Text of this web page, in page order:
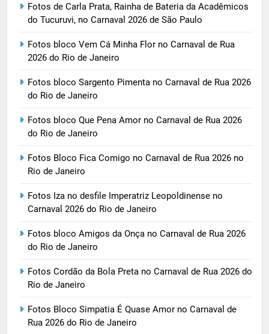
Fotos de Carla Prata, Rainha de Bateria da Acadêmicos
do Tucuruvi, no Carnaval 2026 de São Paulo
Fotos bloco Vem Cá Minha Flor no Carnaval de Rua
2026 do Rio de Janeiro
Fotos bloco Sargento Pimenta no Carnaval de Rua 2026
do Rio de Janeiro
Fotos bloco Que Pena Amor no Carnaval de Rua 2026
do Rio de Janeiro
Fotos Bloco Fica Comigo no Carnaval de Rua 2026 no
Rio de Janeiro
Fotos Iza no desfile Imperatriz Leopoldinense no
Carnaval 2026 do Rio de Janeiro
Fotos bloco Amigos da Onça no Carnaval de Rua 2026
do Rio de Janeiro
Fotos Cordão da Bola Preta no Carnaval de Rua 2026 do
Rio de Janeiro
Fotos Bloco Simpatia É Quase Amor no Carnaval de
Rua 2026 do Rio de Janeiro